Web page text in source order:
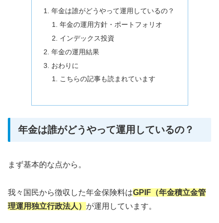
年金は誰がどうやって運用しているの？
年金の運用方針・ポートフォリオ
インデックス投資
年金の運用結果
おわりに
こちらの記事も読まれています
年金は誰がどうやって運用しているの？
まず基本的な点から。
我々国民から徴収した年金保険料はGPIF（年金積立金管
理運用独立行政法人） が運用しています。